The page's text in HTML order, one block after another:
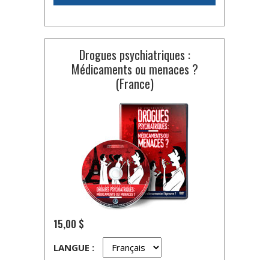
Drogues psychiatriques :
Médicaments ou menaces ?
(France)
15,00 $
LANGUE :